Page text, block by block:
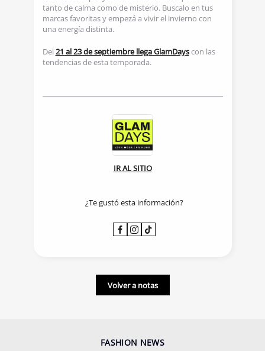
tanto de calma como de misterio. Buscalo en tus
marcas favoritas y empezá a vivir el invierno con
una energía distinta.
Del 21 al 23 de septiembre llega GlamDayscon las
tendencias de esta temporada.
IR AL SITIO
¿Te gustó esta información?
Volver a notas
FASHION NEWS